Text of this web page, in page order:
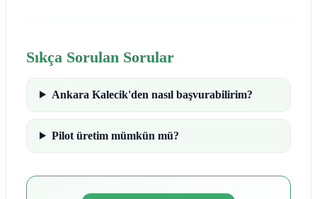
Sıkça Sorulan Sorular
Ankara Kalecik'den nasıl başvurabilirim?
Pilot üretim mümkün mü?